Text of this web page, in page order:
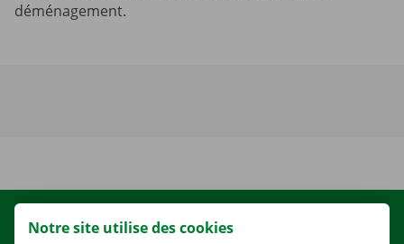
déménagement.
LOCATION
Notre site utilise des cookies